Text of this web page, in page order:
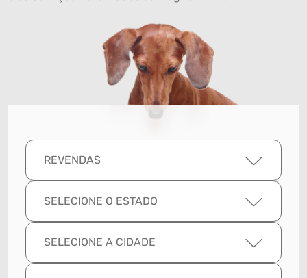
REVENDAS
SELECIONE O ESTADO
SELECIONE A CIDADE